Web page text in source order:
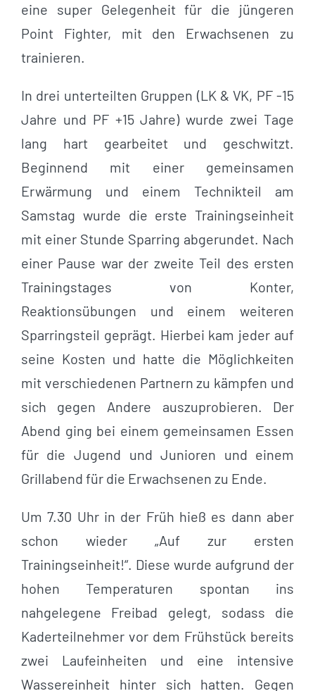
eine super Gelegenheit für die jüngeren
Point Fighter, mit den Erwachsenen zu
trainieren.
In drei unterteilten Gruppen (LK & VK, PF -15
Jahre und PF +15 Jahre) wurde zwei Tage
lang hart gearbeitet und geschwitzt.
Beginnend mit einer gemeinsamen
Erwärmung und einem Technikteil am
Samstag wurde die erste Trainingseinheit
mit einer Stunde Sparring abgerundet. Nach
einer Pause war der zweite Teil des ersten
Trainingstages von Konter,
Reaktionsübungen und einem weiteren
Sparringsteil geprägt. Hierbei kam jeder auf
seine Kosten und hatte die Möglichkeiten
mit verschiedenen Partnern zu kämpfen und
sich gegen Andere auszuprobieren. Der
Abend ging bei einem gemeinsamen Essen
für die Jugend und Junioren und einem
Grillabend für die Erwachsenen zu Ende.
Um 7.30 Uhr in der Früh hieß es dann aber
schon wieder „Auf zur ersten
Trainingseinheit!“. Diese wurde aufgrund der
hohen Temperaturen spontan ins
nahgelegene Freibad gelegt, sodass die
Kaderteilnehmer vor dem Frühstück bereits
zwei Laufeinheiten und eine intensive
Wassereinheit hinter sich hatten. Gegen